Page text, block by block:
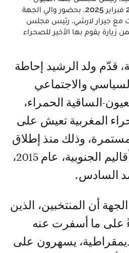
الساقية الحمراء، الثلاثاء 25 فبراير 2025، بحضور والي الجهة
مع جيرار لارشي، رئيس مجلس
يقوم بها الأخير للصحراء
والاجتماعي
الساقية الحمراء،
المغربية تعيش على
مستمرة، وذلك منذ إطلاق
النموذج التنموي للأقاليم الجنوبية، عام 2015،
السادس.
أن المنتخبين، الذين
على ما أسفرت عنه
يسهرون على